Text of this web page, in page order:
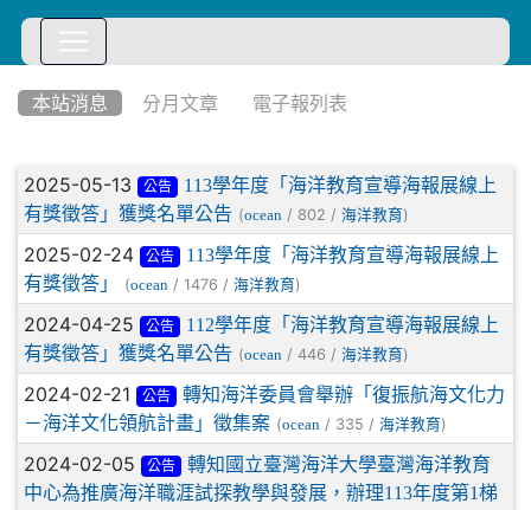
本站消息 分月文章 電子報列表
文章列表
2025-05-13 公告
113學年度「海洋教育宣導海報展線上
有獎徵答」獲獎名單公告 (ocean / 802 / 海洋教育)
2025-02-24 公告
113學年度「海洋教育宣導海報展線上
有獎徵答」
(ocean / 1476 / 海洋教育)
2024-04-25 公告
112學年度「海洋教育宣導海報展線上
有獎徵答」獲獎名單公告 (ocean / 446 / 海洋教育)
2024-02-21 公告
轉知海洋委員會舉辦「復振航海文化力
－海洋文化領航計畫」徵集案 (ocean / 335 / 海洋教育)
2024-02-05 公告
轉知國立臺灣海洋大學臺灣海洋教育
中心為推廣海洋職涯試探教學與發展，辦理113年度第1梯